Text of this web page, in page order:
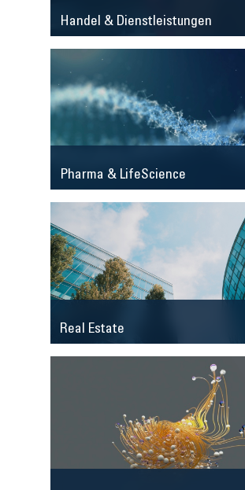
Handel & Dienstleistungen
Pharma & LifeScience
Real Estate